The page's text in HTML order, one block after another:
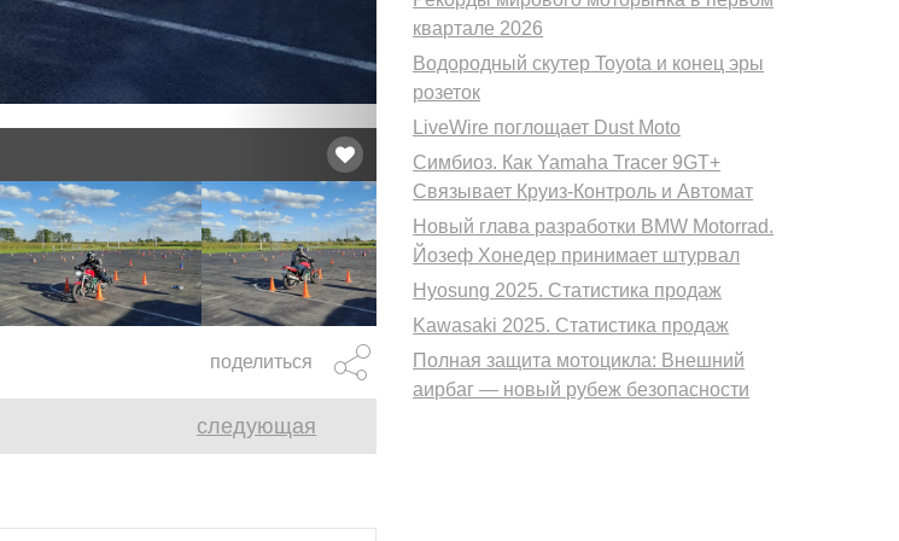
поделиться
следующая
квартале 2026
Водородный скутер Toyota и конец эры
розеток
LiveWire поглощает Dust Moto
Симбиоз. Как Yamaha Tracer 9GT+
Связывает Круиз-Контроль и Автомат
Новый глава разработки BMW Motorrad.
Йозеф Хонедер принимает штурвал
Hyosung 2025. Статистика продаж
Kawasaki 2025. Статистика продаж
Полная защита мотоцикла: Внешний
аирбаг — новый рубеж безопасности